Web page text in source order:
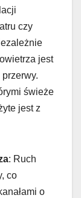
czy
jest
świeże
jest z
: Ruch
co
o